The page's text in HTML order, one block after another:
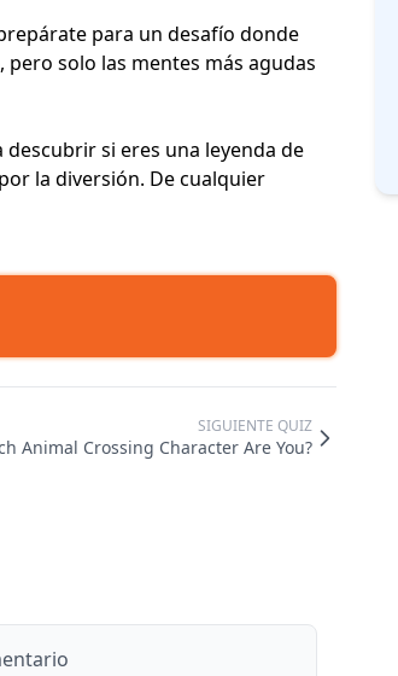
para un desafío donde
solo las mentes más agudas
si eres una leyenda de
la diversión. De cualquier
SIGUIENTE QUIZ
Animal Crossing Character Are You?